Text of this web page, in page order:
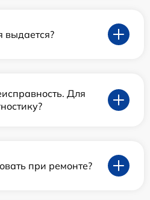
выдается?
Для
при ремонте?